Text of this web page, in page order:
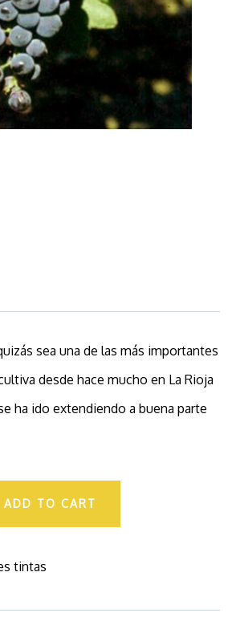
sea una de las más importantes
desde hace mucho en La Rioja
ha ido extendiendo a buena parte
ADD TO CART
tintas